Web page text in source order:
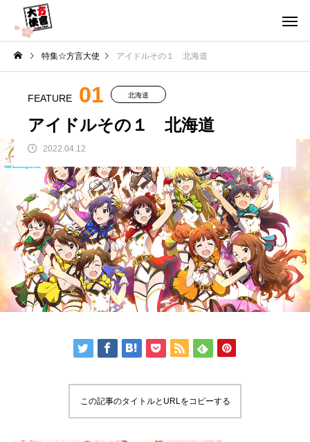
特集☆方言大使 アイドルその１ 北海道
FEATURE 01 北海道
アイドルその１ 北海道
2022.04.12
この記事のタイトルとURLをコピーする